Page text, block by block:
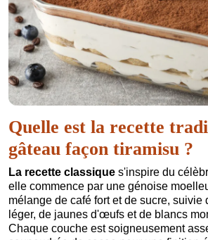
Quelle est la recette
gâteau façon tiramisu ?
La recette classique s'inspire du
elle commence par une génoise
mélange de café fort et de sucre, suivie
léger, de jaunes d'œufs et de blancs
Chaque couche est soigneusement